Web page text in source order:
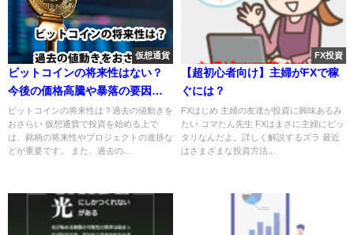
仮想通貨
ビットコインの将来性はない？
今後の価格高騰や暴落の要因を
紹介
ビットコインの将来性は？過去の値動きを
おさらい 仮想通貨で投資を始める上で
は、銘柄の将来性やプロジェクトの進捗な
どが重要です。 また、過去の...
FX投資
【超初心者向け】主婦がFXで稼
ぐには？
FXはじめ 主婦の友達が投資に興味あるみ
たい コマたん先生 FXはまさに主婦にピッ
タリなんだよ。詳しく解説するズラ 最近
はさまざまな投資方法...